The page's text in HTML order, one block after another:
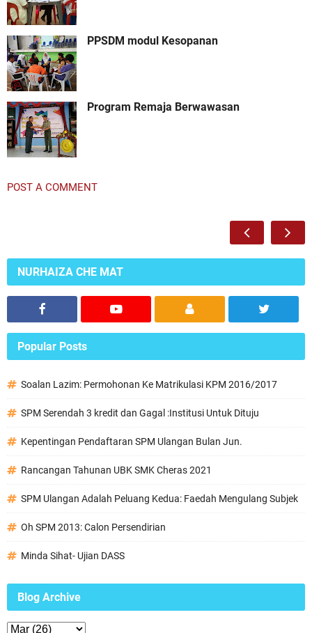
PPSDM modul Kesopanan
Program Remaja Berwawasan
POST A COMMENT
NURHAIZA CHE MAT
Popular Posts
Soalan Lazim: Permohonan Ke Matrikulasi KPM 2016/2017
SPM Serendah 3 kredit dan Gagal :Institusi Untuk Dituju
Kepentingan Pendaftaran SPM Ulangan Bulan Jun.
Rancangan Tahunan UBK SMK Cheras 2021
SPM Ulangan Adalah Peluang Kedua: Faedah Mengulang Subjek
Oh SPM 2013: Calon Persendirian
Minda Sihat- Ujian DASS
Blog Archive